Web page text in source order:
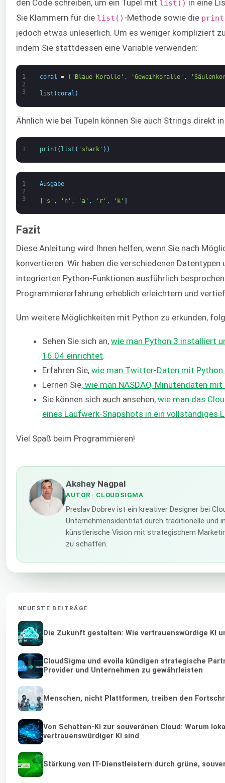
den Code schreiben, um ein Tupel mit list() in eine
Sie Klammern für die list() -Methode sowie die
jedoch etwas unleserlich. Um es weniger kompliziert
indem Sie stattdessen eine Variable verwenden:
1
2
3
coral = ( 'Blaue Koralle' , 'Geweihkoralle' ,
list ( coral )
Ähnlich wie bei Tupeln können Sie auch Strings direkt
1 print ( list ( 'shark' ) )
1
2
3
Ausgabe
's' , 'h' , 'a' , 'r' , 'k'
Fazit
Diese Anleitung wird Ihnen helfen, wenn Sie nach
konvertieren. Wir haben die verschiedenen
integrierten Python-Funktionen ausführlich
Programmiererfahrung erheblich erleichtern und
Um weitere Möglichkeiten mit Python zu erkunden,
Sehen Sie sich an, wie man Python 3 installiert
16.04 einrichtet.
Erfahren Sie, wie man Twitter-Daten mit
Lernen Sie, wie man NASDAQ-Minutendaten
Sie können sich auch ansehen, wie man das
eines Laufwerk-Snapshots in ein
Viel Spaß beim Programmieren!
Akshay Nagpal
AUTOR · CLOUDSIGMA
Preslav Dobrev ist ein kreativer Designer bei
Unternehmensidentität durch traditionelle und
künstlerische Vision mit strategischem
zu schaffen.
NEUESTE BEITRÄGE
Die Zukunft gestalten: Wie vertrauenswürdige KI
CloudSigma und evoila kündigen strategische
Provider und Unternehmen zu gewährleisten
Menschen, nicht Plattformen, treiben den
Von Schatten-KI zur souveränen Cloud: Warum
vertrauenswürdiger KI sind
Stärkung von IT-Dienstleistern durch grüne,